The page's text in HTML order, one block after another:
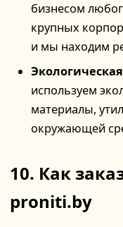
бизнесом
крупных
и мы находим
используем
материалы,
окружающей
10. Как
proniti.by